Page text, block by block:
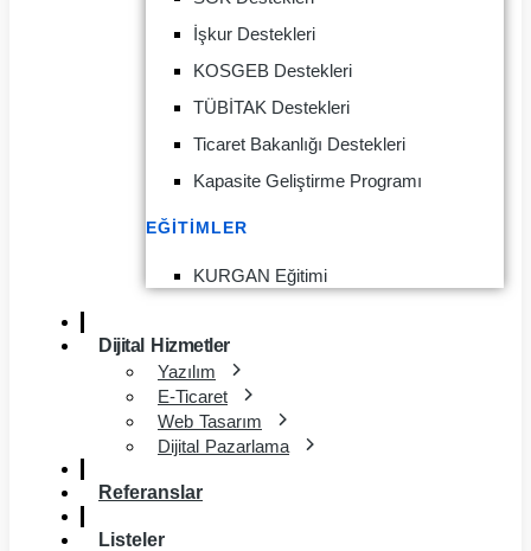
İşkur Destekleri
KOSGEB Destekleri
TÜBİTAK Destekleri
Ticaret Bakanlığı Destekleri
Kapasite Geliştirme Programı
EĞITIMLER
KURGAN Eğitimi
Dijital Hizmetler
Yazılım
E-Ticaret
Web Tasarım
Dijital Pazarlama
Referanslar
Listeler